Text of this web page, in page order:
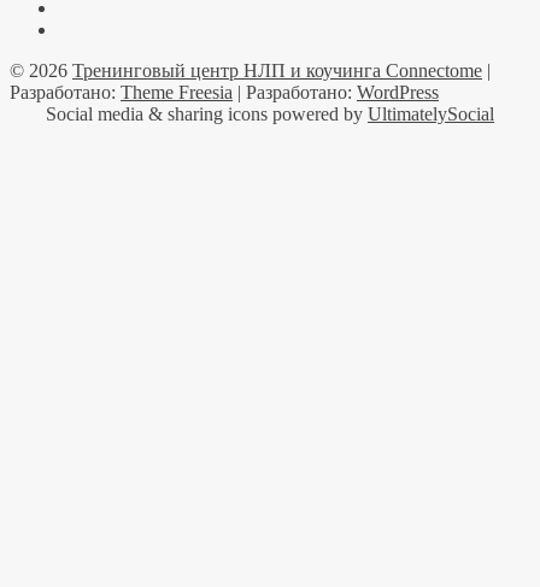
© 2026 Тренинговый центр НЛП и коучинга Connectome |
Разработано: Theme Freesia | Разработано: WordPress
Social media & sharing icons powered by UltimatelySocial